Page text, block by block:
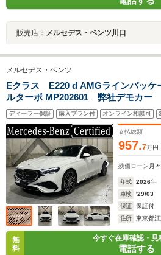
販売店： メルセデス・ベンツ川口
メルセデス・ベンツ
Eクラス E220 d AMGラインパッケ
ルターボ MP202601 弊社デモカー
ーシブパッケージ AMGラインパッ
ンテリアパッケージ パノラミックス
フ 認定中古車2年付
ディーラー保証 購入プラン付 オンライン相談可
支払総額
957.7万円
残価ローン 月々
年式 2026年
車検
'29/03
保証
保証付
住所
東京都
無
料
今すぐ在庫確認・見
電話する